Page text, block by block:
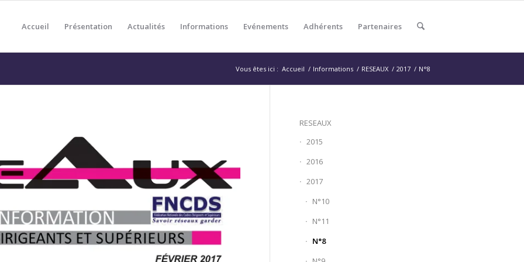
Accueil Présentation Actualités Informations Evénements Adhérents Partenaires
Vous êtes ici : Accueil / Informations / RESEAUX / 2017 / N°8
RESEAUX
2015
2016
2017
N°10
N°11
N°8